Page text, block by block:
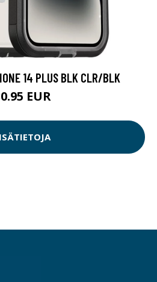
14 PLUS BLK CLR/BLK
EUR